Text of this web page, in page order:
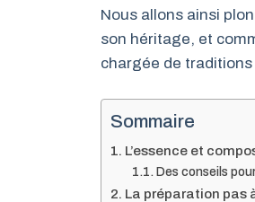
Nous allons ainsi
son héritage, et
chargée de
Sommaire
L’essence et
Des conseils
La préparation pas